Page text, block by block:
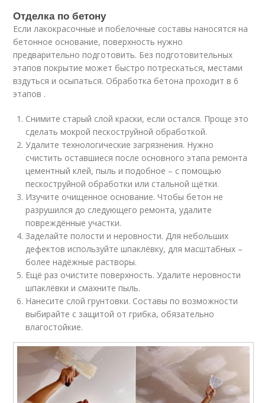
Отделка по бетону
Если лакокрасочные и побелочные составы наносятся на
бетонное основание, поверхность нужно
предварительно подготовить. Без подготовительных
этапов покрытие может быстро потрескаться, местами
вздуться и осыпаться. Обработка бетона проходит в 6
этапов .
Снимите старый слой краски, если остался. Проще это
сделать мокрой пескоструйной обработкой.
Удалите технологические загрязнения. Нужно
счистить оставшиеся после основного этапа ремонта
цементный клей, пыль и подобное – с помощью
пескоструйной обработки или стальной щётки.
Изучите очищенное основание. Чтобы бетон не
разрушился до следующего ремонта, удалите
повреждённые участки.
Заделайте полости и неровности. Для небольших
дефектов используйте шпаклёвку, для масштабных –
более надёжные растворы.
Ещё раз очистите поверхность. Удалите неровности
шпаклёвки и смахните пыль.
Нанесите слой грунтовки. Составы по возможности
выбирайте с защитой от грибка, обязательно
влагостойкие.